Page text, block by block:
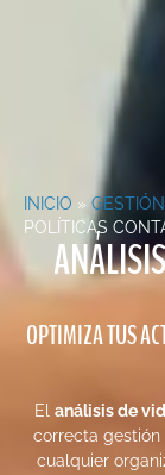
INICIO »
POLÍTICAS
OPTIMIZA TUS
El análisis de
correcta gestión
cualquier